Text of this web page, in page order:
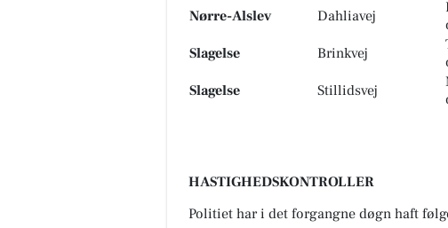
Nørre-Alslev Dahliavej
Slagelse Brinkvej
Slagelse Stillidsvej
HASTIGHEDSKONTROLLER
Politiet har i det forgangne døgn haft